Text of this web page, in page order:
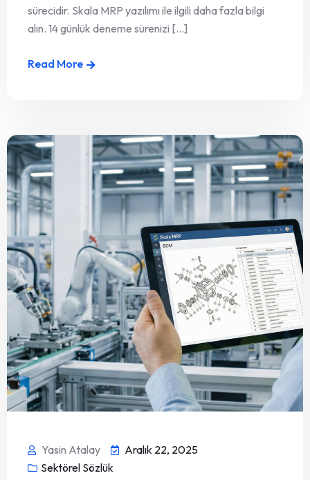
sürecidir. Skala MRP yazılımı ile ilgili daha fazla bilgi
alın. 14 günlük deneme sürenizi [...]
Read More
Yasin Atalay
Aralık 22, 2025
Sektörel Sözlük